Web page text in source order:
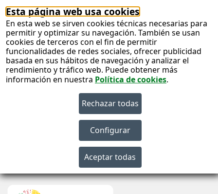
Esta página web usa cookies
En esta web se sirven cookies técnicas necesarias para
permitir y optimizar su navegación. También se usan
cookies de terceros con el fin de permitir
funcionalidades de redes sociales, ofrecer publicidad
basada en sus hábitos de navegación y analizar el
rendimiento y tráfico web. Puede obtener más
información en nuestra Política de cookies.